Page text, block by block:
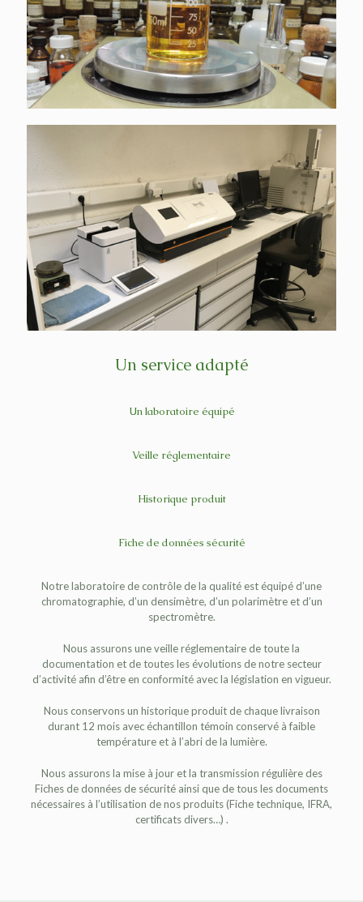
Un service adapté
Un laboratoire équipé
Veille réglementaire
Historique produit
Fiche de données sécurité
Notre laboratoire de contrôle de la qualité est équipé d’une
chromatographie, d’un densimètre, d’un polarimètre et d’un
spectromètre.
Nous assurons une veille réglementaire de toute la
documentation et de toutes les évolutions de notre secteur
d’activité afin d’être en conformité avec la législation en vigueur.
Nous conservons un historique produit de chaque livraison
durant 12 mois avec échantillon témoin conservé à faible
température et à l’abri de la lumière.
Nous assurons la mise à jour et la transmission régulière des
Fiches de données de sécurité ainsi que de tous les documents
nécessaires à l’utilisation de nos produits (Fiche technique, IFRA,
certificats divers…) .